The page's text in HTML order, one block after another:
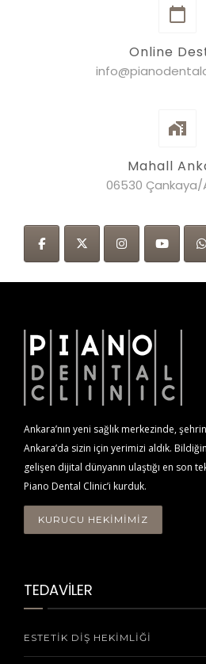
Online
Mahall
06530 Çankaya/
Ankara’nın yeni sağlık merkezinde,
Ankara’da sizin için yerimizi aldık.
gelişen dijital dünyanın ulaştığı en son
Piano Dental Clinic’i kurduk.
KURUCU HEKİMİMİZ
TEDAVİLER
ESTETIK DIŞ HEKIMLIĞI